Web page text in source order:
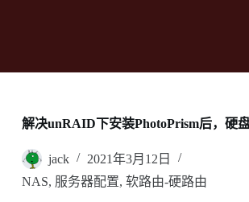
解决unRAID下安装PhotoPrism后，硬
jack
2021年3月12日
NAS, 服务器配置, 软路由-硬路由